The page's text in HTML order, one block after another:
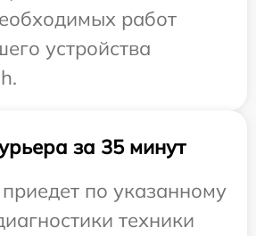
работ
устройства
за 35 минут
по указанному
техники